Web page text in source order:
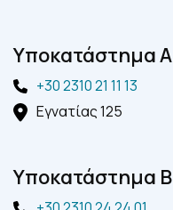
Yποκατάστημα A
+30 2310 21 11 13
Εγνατίας 125
Yποκατάστημα B